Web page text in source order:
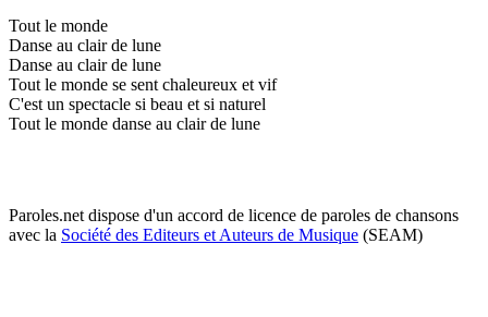
Tout le monde
Danse au clair de lune
Danse au clair de lune
Tout le monde se sent chaleureux et vif
C'est un spectacle si beau et si naturel
Tout le monde danse au clair de lune
Paroles.net dispose d'un accord de licence de paroles de chansons
avec la Société des Editeurs et Auteurs de Musique (SEAM)